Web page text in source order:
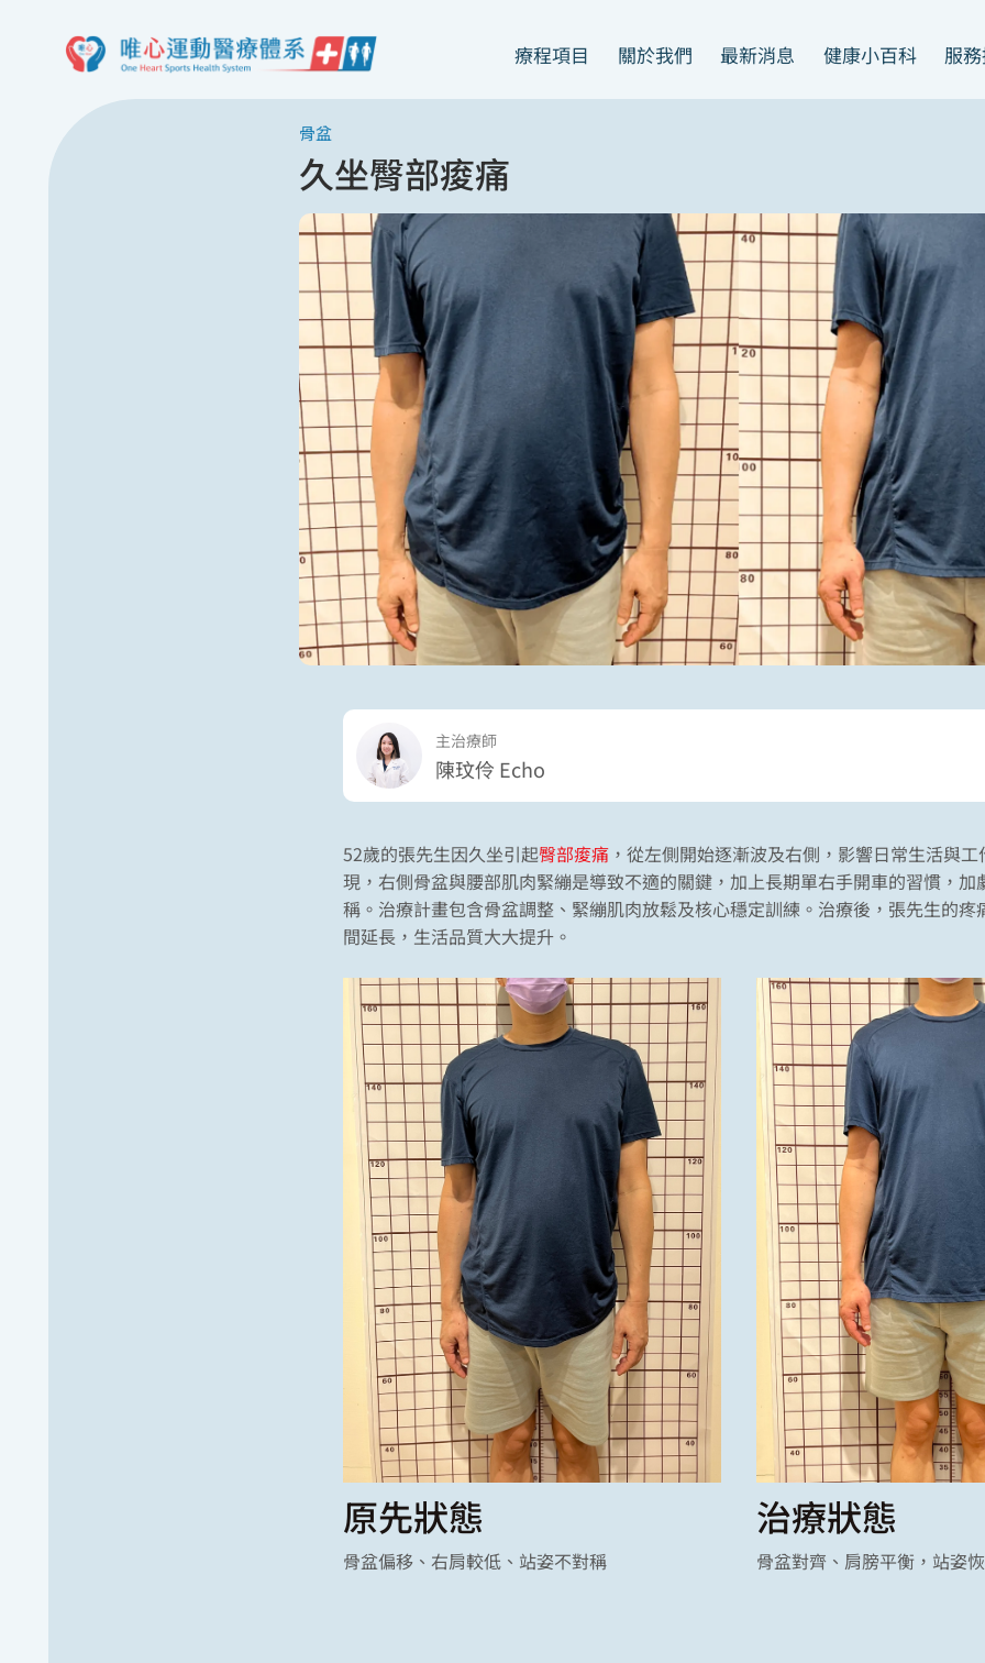
療程項目
產後修復套餐
關於我們
服務流程介紹
最新消息 健康小百科
見證案例
服
骨盆
久坐臀部痠痛
主治療師
陳玟伶 Echo
52歲的張先生因久坐引起臀部痠痛 ，從左側開始逐漸波及右側，影響日常生活與
現，右側骨盆與腰部肌肉緊繃是導致不適的關鍵，加上長期單右手開車的習慣，加
稱。治療計畫包含骨盆調整、緊繃肌肉放鬆及核心穩定訓練。治療後，張先生的疼
間延長，生活品質大大提升。
原先狀態
骨盆偏移、右肩較低、站姿不對稱
治療狀態
骨盆對齊、肩膀平衡，站姿